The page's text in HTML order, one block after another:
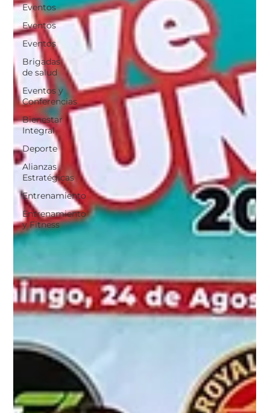
Eventos
Eventos
Eventos
Brigadas
de salud
Eventos y
Conferencias
Bienestar
Integral
Deporte
Alianzas
Estratégicas
Entrenamiento
Entrenamiento
y Fitness